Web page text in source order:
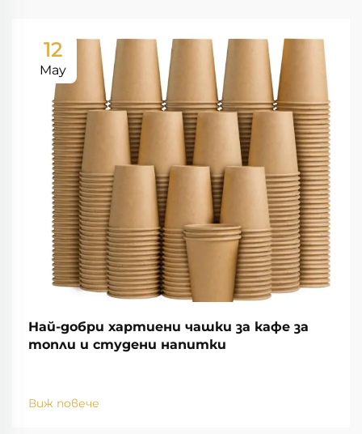
12
May
Най-добри хартиени чашки за кафе за
топли и студени напитки
Виж повече